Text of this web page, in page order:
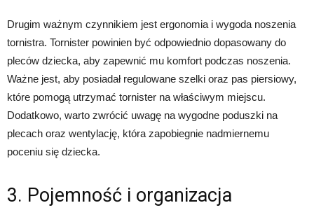
Drugim ważnym czynnikiem jest ergonomia i wygoda noszenia
tornistra. Tornister powinien być odpowiednio dopasowany do
pleców dziecka, aby zapewnić mu komfort podczas noszenia.
Ważne jest, aby posiadał regulowane szelki oraz pas piersiowy,
które pomogą utrzymać tornister na właściwym miejscu.
Dodatkowo, warto zwrócić uwagę na wygodne poduszki na
plecach oraz wentylację, która zapobiegnie nadmiernemu
poceniu się dziecka.
3. Pojemność i organizacja